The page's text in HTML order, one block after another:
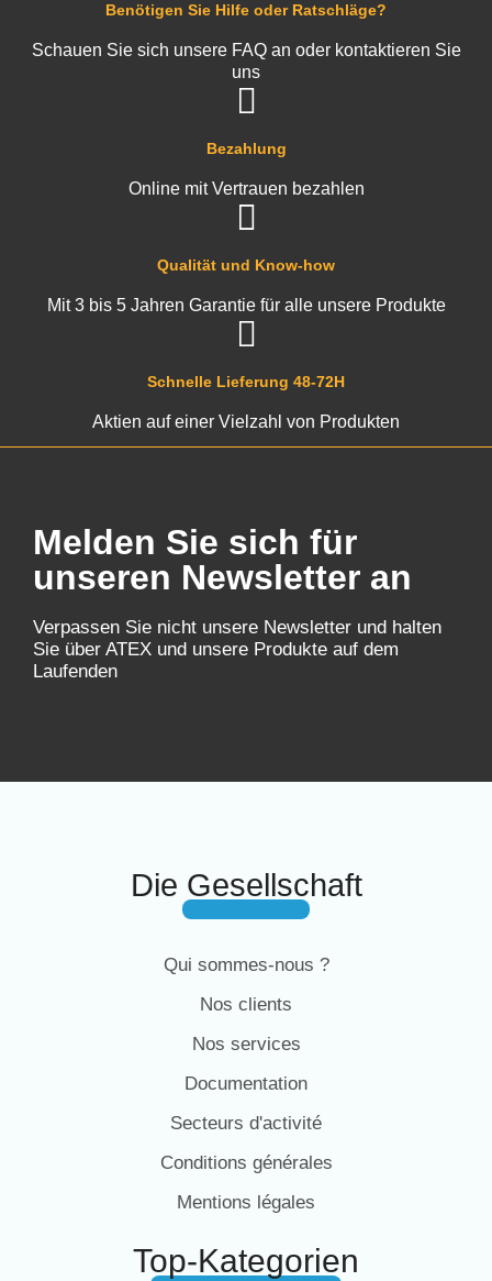
Schnelle Lieferung 48-72H
Aktien auf einer Vielzahl von Produkten
Qualität und Know-how
Mit 3 bis 5 Jahren Garantie für alle unsere Produkte
Bezahlung
Online mit Vertrauen bezahlen
Benötigen Sie Hilfe oder Ratschläge?
Schauen Sie sich unsere FAQ an oder kontaktieren Sie
uns
Melden Sie sich für
unseren Newsletter an
Verpassen Sie nicht unsere Newsletter und halten
Sie über ATEX und unsere Produkte auf dem
Laufenden
Die Gesellschaft
Qui sommes-nous ?
Nos clients
Nos services
Documentation
Secteurs d'activité
Conditions générales
Mentions légales
Top-Kategorien